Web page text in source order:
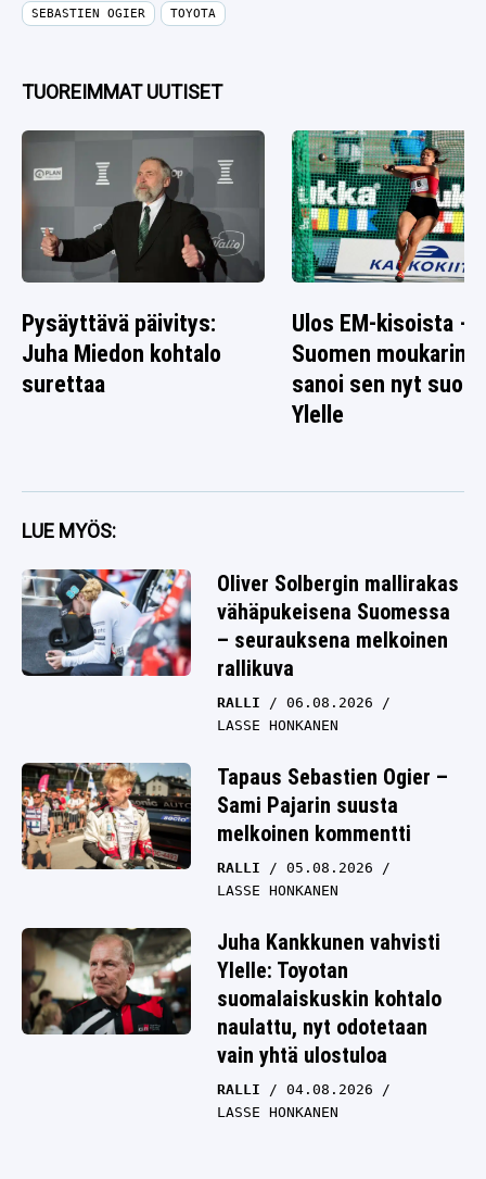
SEBASTIEN OGIER TOYOTA
TUOREIMMAT UUTISET
Pysäyttävä päivitys:
Juha Miedon kohtalo
surettaa
Ulos EM-kisoista –
Suomen
sanoi sen nyt
Ylelle
LUE MYÖS:
Oliver Solbergin mallirakas
vähäpukeisena Suomessa
– seurauksena melkoinen
rallikuva
RALLI
06.08.2026
LASSE HONKANEN
Tapaus Sebastien Ogier –
Sami Pajarin suusta
melkoinen kommentti
RALLI
05.08.2026
LASSE HONKANEN
Juha Kankkunen vahvisti
Ylelle: Toyotan
suomalaiskuskin kohtalo
naulattu, nyt odotetaan
vain yhtä ulostuloa
RALLI
04.08.2026
LASSE HONKANEN